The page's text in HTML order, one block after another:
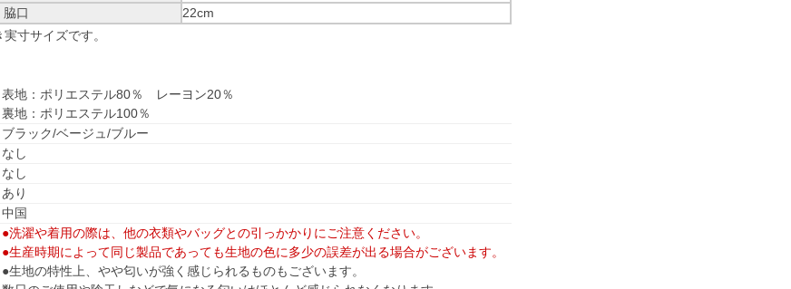
脇口
22cm
寸サイズです。
表地：ポリエステル80％ レーヨン20％
裏地：ポリエステル100％
ブラック/ベージュ/ブルー
なし
なし
あり
中国
●洗濯や着用の際は、他の衣類やバッグとの引っかかりにご注意ください。
●生産時期によって同じ製品であっても生地の色に多少の誤差が出る場合がございます。
●生地の特性上、やや匂いが強く感じられるものもございます。